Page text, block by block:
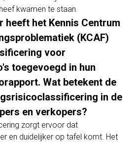
kwamen te staan.
heeft het Kennis Centrum
(KCAF)
voor
toegevoegd in hun
Wat betekent de
in de
en verkopers?
zorgt ervoor dat
en duidelijker op tafel komt. Het